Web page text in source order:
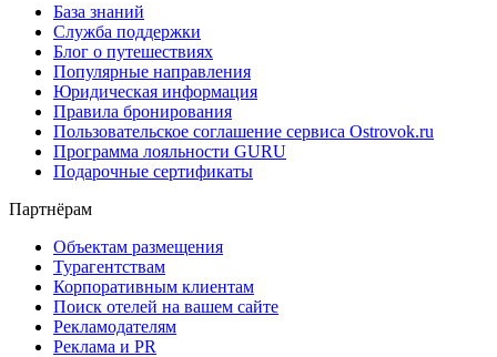
База знаний
Служба поддержки
Блог о путешествиях
Популярные направления
Юридическая информация
Правила бронирования
Пользовательское соглашение сервиса Ostrovok.ru
Программа лояльности GURU
Подарочные сертификаты
Партнёрам
Объектам размещения
Турагентствам
Корпоративным клиентам
Поиск отелей на вашем сайте
Рекламодателям
Реклама и PR